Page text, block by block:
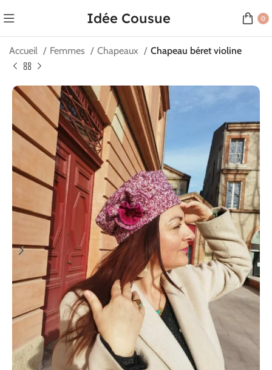
Idée Cousue 0
Accueil Femmes Chapeaux Chapeau béret violine